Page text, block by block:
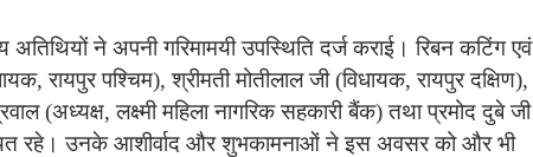
ने अपनी गरिमामयी उपस्थिति दर्ज कराई। रिबन कटिंग एवं
रायपुर पश्चिम), श्रीमती मोतीलाल जी (विधायक, रायपुर दक्षिण),
(अध्यक्ष, लक्ष्मी महिला नागरिक सहकारी बैंक) तथा प्रमोद दुबे जी
रहे। उनके आशीर्वाद और शुभकामनाओं ने इस अवसर को और भी